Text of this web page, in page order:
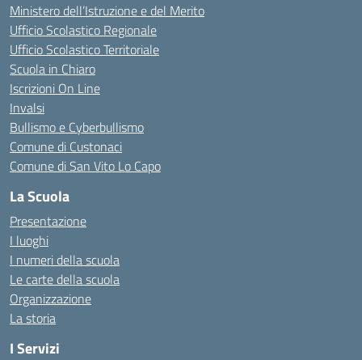
Ministero dell’Istruzione e del Merito
Ufficio Scolastico Regionale
Ufficio Scolastico Territoriale
Scuola in Chiaro
Iscrizioni On Line
Invalsi
Bullismo e Cyberbullismo
Comune di Custonaci
Comune di San Vito Lo Capo
La Scuola
Presentazione
I luoghi
I numeri della scuola
Le carte della scuola
Organizzazione
La storia
I Servizi